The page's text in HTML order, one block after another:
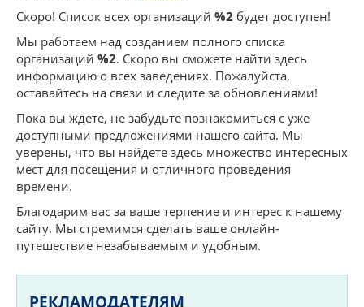
КОМАРКИ (РАЙОНЫ)
РЕЦЕПТЫ
ПРЕДЛОЖЕНИЯ
СТАТЬИ
УСЛУГИ
Скоро! Список всех организаций %2 будет доступен!
Мы работаем над созданием полного списка
организаций %2. Скоро вы сможете найти здесь
информацию о всех заведениях. Пожалуйста,
оставайтесь на связи и следите за обновлениями!
Пока вы ждете, не забудьте познакомиться с уже
доступными предложениями нашего сайта. Мы
уверены, что вы найдете здесь множество интересных
мест для посещения и отличного проведения
времени.
Благодарим вас за ваше терпение и интерес к нашему
сайту. Мы стремимся сделать ваше онлайн-
путешествие незабываемым и удобным.
РЕКЛАМОДАТЕЛЯМ